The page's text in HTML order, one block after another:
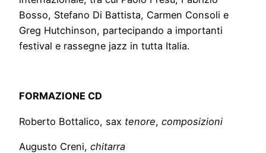
Bosso, Stefano Di Battista, Carmen Consoli e
Greg Hutchinson, partecipando a importanti
festival e rassegne jazz in tutta Italia.
FORMAZIONE CD
Roberto Bottalico, sax tenore, composizioni
Augusto Creni, chitarra